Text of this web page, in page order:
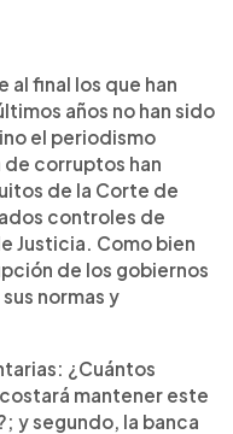
al final los que han
años no han sido
el periodismo
de corruptos han
de la Corte de
controles de
Justicia. Como bien
de los gobiernos
normas y
¿Cuántos
mantener este
y segundo, la banca